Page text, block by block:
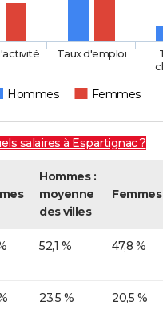
Hommes Femmes
Taux d'emploi
salaires à Espartignac ?
Hommes :
moyenne
des villes
Femmes
52,1 % 47,8 %
23,5 % 20,5 %